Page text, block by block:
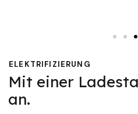
ELEKTRIFIZIERUNG
Mit einer
an.